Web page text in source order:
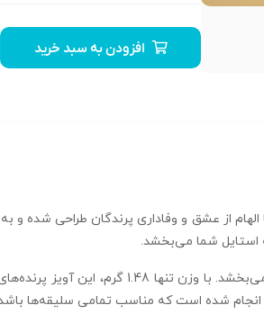
افزودن به سبد خرید
الهام از عشق و وفاداری پرندگان طراحی
استایل شما می‌بخشد.
ابعاد این آویز 15*20 میلی‌متر و ضخامت آن 1.2 میلی‌متر است، که به
انجام شده است که مناسب تمامی سلیقه‌ها